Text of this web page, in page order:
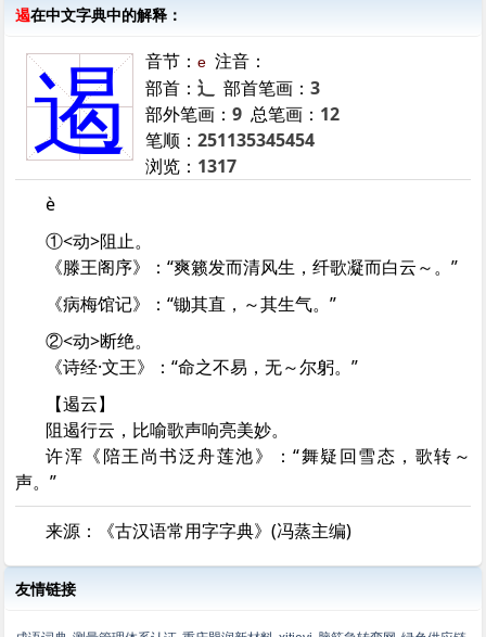
遏在中文字典中的解释：
遏 音节：e 注音：
部首：辶 部首笔画：3
部外笔画：9 总笔画： 12
笔顺：251135345454
浏览： 1317
è
①<动>阻止。
《滕王阁序》：“爽籁发而清风生，纤歌凝而白云～。”
《病梅馆记》：“锄其直，～其生气。”
②<动>断绝。
《诗经·文王》：“命之不易，无～尔躬。”
【遏云】
阻遏行云，比喻歌声响亮美妙。
许浑《陪王尚书泛舟莲池》：“舞疑回雪态，歌转～
声。”
来源：《古汉语常用字字典》(冯蒸主编)
友情链接